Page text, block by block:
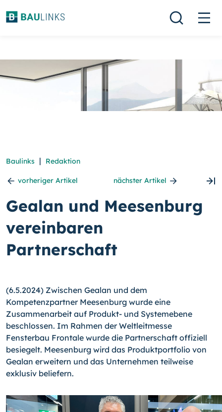
Baulinks | Redaktion
vorheriger Artikel nächster Artikel
Gealan und Meesenburg
vereinbaren
Partnerschaft
(6.5.2024) Zwischen Gealan und dem
Kompetenzpartner Meesenburg wurde eine
Zusammenarbeit auf Produkt- und Systemebene
beschlossen. Im Rahmen der Weltleitmesse
Fensterbau Frontale wurde die Partnerschaft offiziell
besiegelt. Meesenburg wird das Produktportfolio von
Gealan erweitern und das Unternehmen teilweise
exklusiv beliefern.